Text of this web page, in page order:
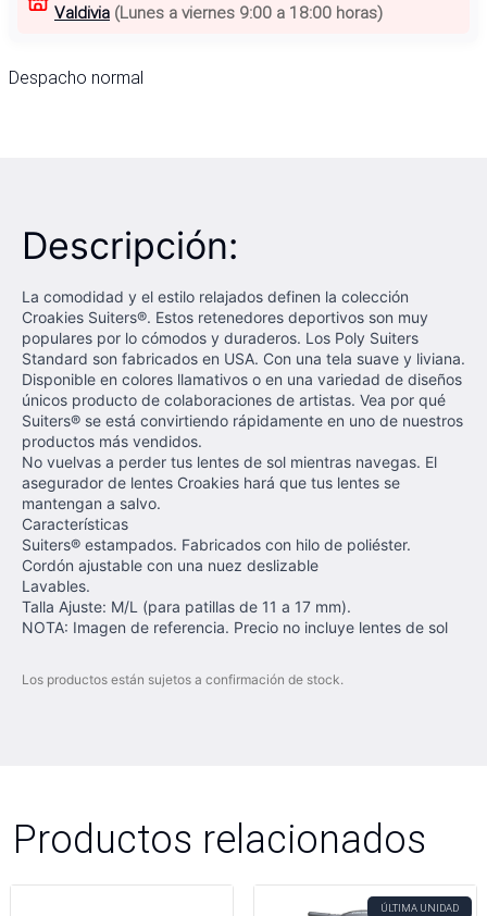
Valdivia (Lunes a viernes 9:00 a 18:00 horas)
Despacho normal
Descripción:
La comodidad y el estilo relajados definen la colección
Croakies Suiters®. Estos retenedores deportivos son muy
populares por lo cómodos y duraderos. Los Poly Suiters
Standard son fabricados en USA. Con una tela suave y liviana.
Disponible en colores llamativos o en una variedad de diseños
únicos producto de colaboraciones de artistas. Vea por qué
Suiters® se está convirtiendo rápidamente en uno de nuestros
productos más vendidos.
No vuelvas a perder tus lentes de sol mientras navegas. El
asegurador de lentes Croakies hará que tus lentes se
mantengan a salvo.
Características
Suiters® estampados. Fabricados con hilo de poliéster.
Cordón ajustable con una nuez deslizable
Lavables.
Talla Ajuste: M/L (para patillas de 11 a 17 mm).
NOTA: Imagen de referencia. Precio no incluye lentes de sol
Los productos están sujetos a confirmación de stock.
Productos relacionados
ÚLTIMA UNIDAD